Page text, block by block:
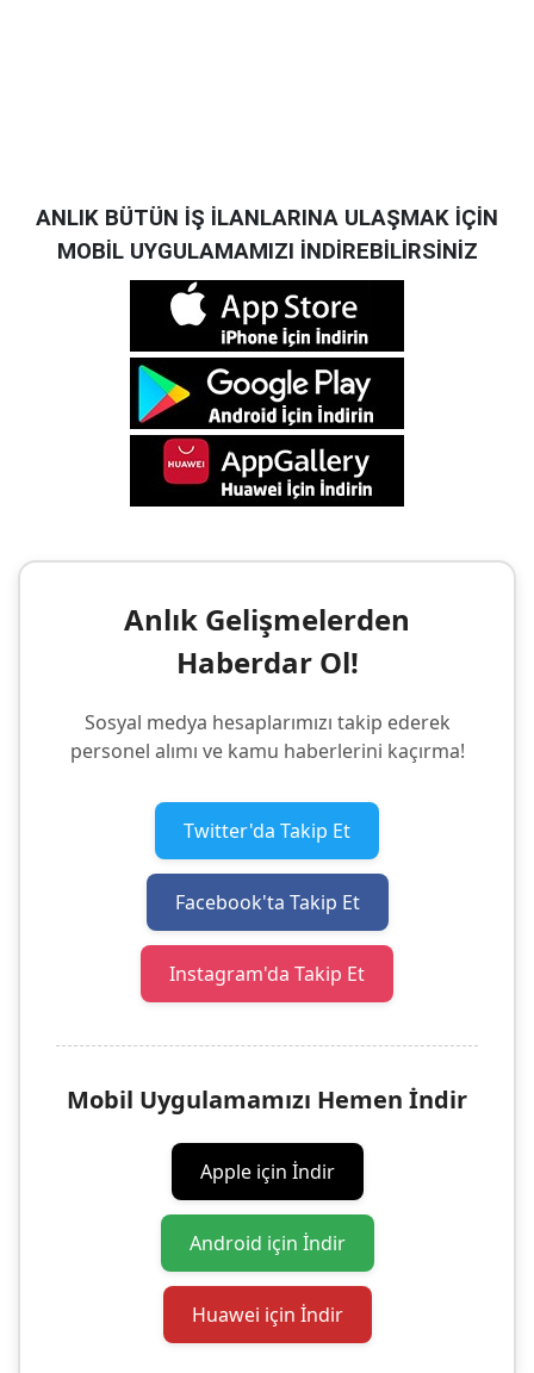
ANLIK BÜTÜN İŞ İLANLARINA ULAŞMAK İÇİN
MOBİL UYGULAMAMIZI İNDİREBİLİRSİNİZ
Anlık Gelişmelerden
Haberdar Ol!
Sosyal medya hesaplarımızı takip ederek
personel alımı ve kamu haberlerini kaçırma!
Twitter'da Takip Et
Facebook'ta Takip Et
Instagram'da Takip Et
Mobil Uygulamamızı Hemen İndir
Apple için İndir
Android için İndir
Huawei için İndir